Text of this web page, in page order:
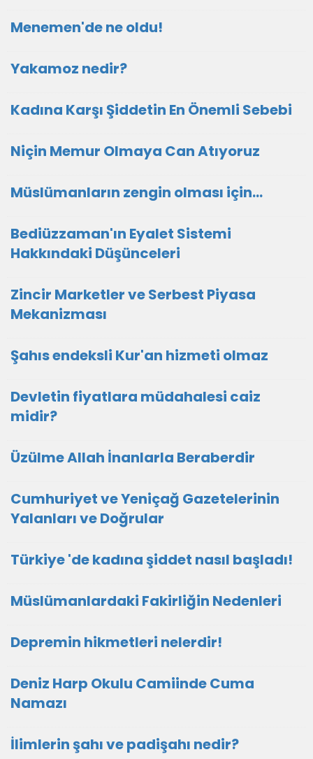
Menemen'de ne oldu!
Yakamoz nedir?
Kadına Karşı Şiddetin En Önemli Sebebi
Niçin Memur Olmaya Can Atıyoruz
Müslümanların zengin olması için...
Bediüzzaman'ın Eyalet Sistemi
Hakkındaki Düşünceleri
Zincir Marketler ve Serbest Piyasa
Mekanizması
Şahıs endeksli Kur'an hizmeti olmaz
Devletin fiyatlara müdahalesi caiz
midir?
Üzülme Allah İnanlarla Beraberdir
Cumhuriyet ve Yeniçağ Gazetelerinin
Yalanları ve Doğrular
Türkiye 'de kadına şiddet nasıl başladı!
Müslümanlardaki Fakirliğin Nedenleri
Depremin hikmetleri nelerdir!
Deniz Harp Okulu Camiinde Cuma
Namazı
İlimlerin şahı ve padişahı nedir?